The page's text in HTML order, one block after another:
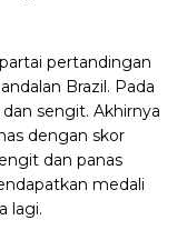
pertandingan
Brazil. Pada
sengit. Akhirnya
dengan skor
dan panas
medali
lagi.